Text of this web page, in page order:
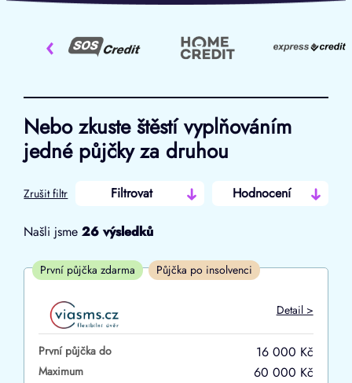
‹
Nebo zkuste štěstí vyplňováním
jedné půjčky za druhou
Zrušit filtr Filtrovat Hodnocení
Od
První půjčka zdarma
–
Našli jsme26 výsledků
První půjčka zdarma Půjčka po insolvenci
Detail >
První půjčka do 16 000 Kč
Maximum 60 000 Kč